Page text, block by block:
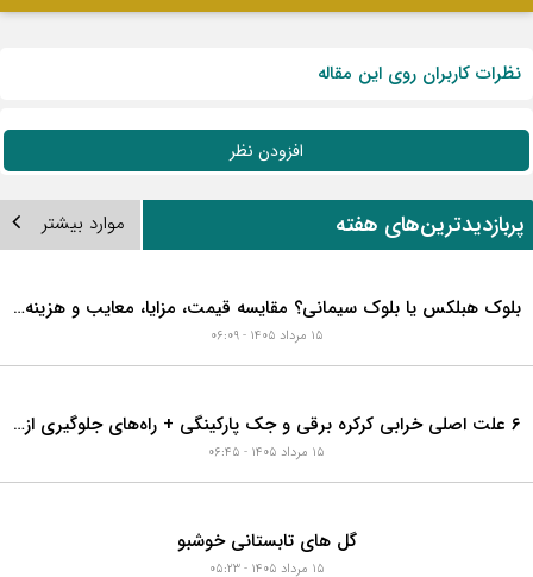
نظرات کاربران روی این مقاله
افزودن نظر
هفته موارد بیشتر
بلوک هبلکس یا بلوک سیمانی؟ مقایسه قیمت، مزایا، معایب و هزینه واقعی اجرای دیوار
۱۵ مرداد ۱۴۰۵ - ۰۶:۰۹
۶ علت اصلی خرابی کرکره برقی و جک پارکینگی + راه‌های جلوگیری از هزینه‌های سنگین تعمیر
گل های تابستانی خوشبو
۱۵ مرداد ۱۴۰۵ - ۰۵:۲۳